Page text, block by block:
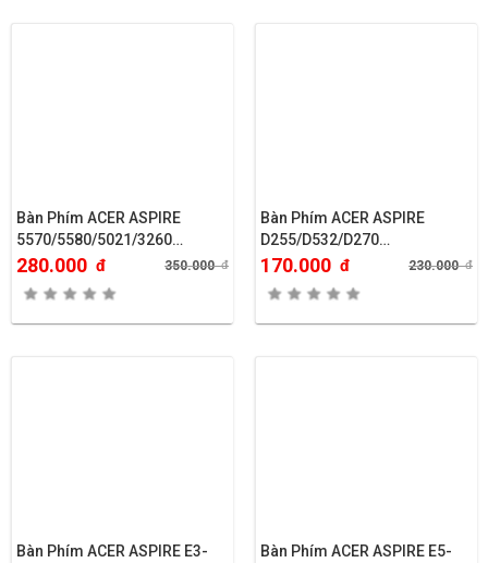
Bàn Phím ACER ASPIRE
5570/5580/5021/3260…
280.000 đ 350.000đ
Bàn Phím ACER ASPIRE
D255/D532/D270…
170.000 đ 230.000đ
Bàn Phím ACER ASPIRE E3-
Bàn Phím ACER ASPIRE E5-